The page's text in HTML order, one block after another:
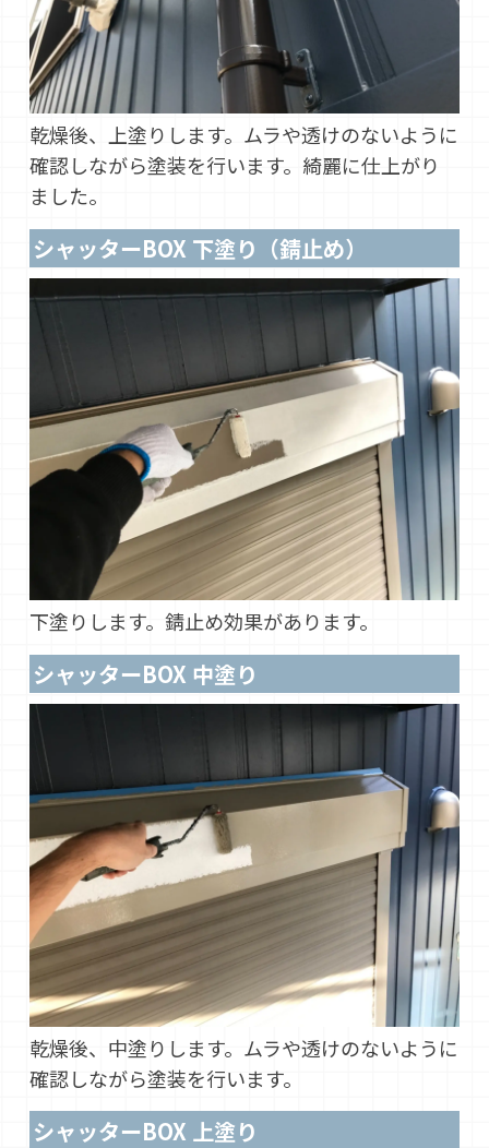
乾燥後、上塗りします。ムラや透けのないように
確認しながら塗装を行います。綺麗に仕上がり
ました。
シャッターBOX 下塗り（錆止め）
下塗りします。錆止め効果があります。
シャッターBOX 中塗り
乾燥後、中塗りします。ムラや透けのないように
確認しながら塗装を行います。
シャッターBOX 上塗り